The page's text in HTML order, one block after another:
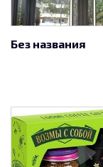
Без названия